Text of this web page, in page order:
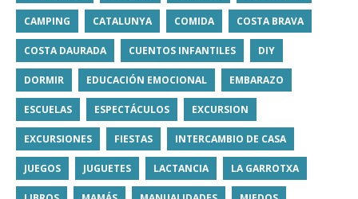
CAMPING CATALUNYA COMIDA COSTA BRAVA
COSTA DAURADA CUENTOS INFANTILES DIY
DORMIR EDUCACIÓN EMOCIONAL EMBARAZO
ESCUELAS ESPECTÁCULOS EXCURSION
EXCURSIONES FIESTAS INTERCAMBIO DE CASA
JUEGOS JUGUETES LACTANCIA LA GARROTXA